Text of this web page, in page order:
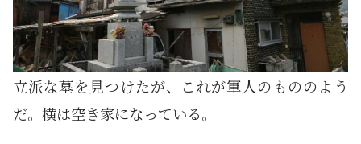
立派な墓を見つけたが、これが軍人のもののよう
だ。横は空き家になっている。